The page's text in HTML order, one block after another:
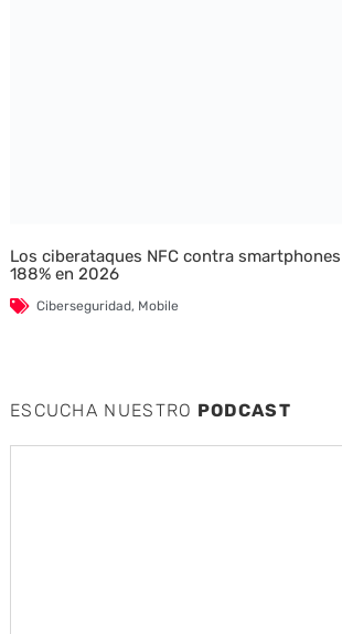
Los ciberataques NFC contra
188% en 2026
Ciberseguridad, Mobile
ESCUCHA NUESTRO PODCAST